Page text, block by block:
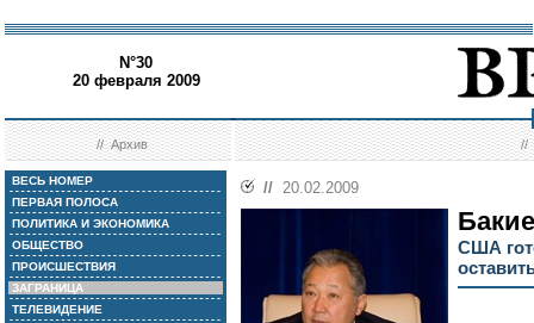
N°30
20 февраля 2009
//Архив //
ВЕСЬ НОМЕР
ПЕРВАЯ ПОЛОСА
ПОЛИТИКА И ЭКОНОМИКА
ОБЩЕСТВО
ПРОИСШЕСТВИЯ
ЗАГРАНИЦА
ТЕЛЕВИДЕНИЕ
// 20.02.2009
США